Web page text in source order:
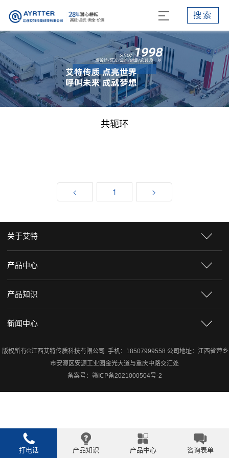
搜索
共轭环
< 1 >
关于艾特
产品中心
产品知识
新闻中心
版权所有©江西艾特传质科技有限公司 手机：18507999558 公司地址：江西省萍乡
市安源区安源工业园金光大道与重庆中路交汇处
备案号： 赣ICP备2021000504号-2
打电话 产品知识 产品中心 咨询表单